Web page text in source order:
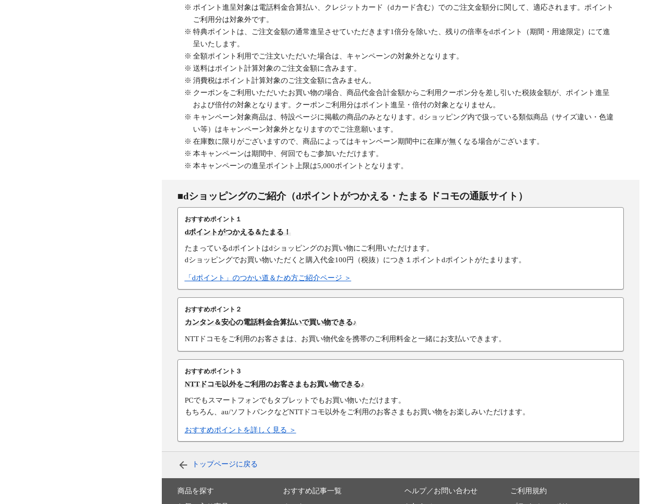
ポイント進呈対象は電話料金合算払い、クレジットカード（dカード含む）でのご注文金額分に関して、適応されます。ポイント
ご利用分は対象外です。
特典ポイントは、ご注文金額の通常進呈させていただきます1倍分を除いた、残りの倍率をdポイント（期間・用途限定）にて進
呈いたします。
全額ポイント利用でご注文いただいた場合は、キャンペーンの対象外となります。
送料はポイント計算対象のご注文金額に含みます。
消費税はポイント計算対象のご注文金額に含みません。
クーポンをご利用いただいたお買い物の場合、商品代金合計金額からご利用クーポン分を差し引いた税抜金額が、ポイント進呈
および倍付の対象となります。クーポンご利用分はポイント進呈・倍付の対象となりません。
キャンペーン対象商品は、特設ページに掲載の商品のみとなります。dショッピング内で扱っている類似商品（サイズ違い・色違
い等）はキャンペーン対象外となりますのでご注意願います。
在庫数に限りがございますので、商品によってはキャンペーン期間中に在庫が無くなる場合がございます。
本キャンペーンは期間中、何回でもご参加いただけます。
本キャンペーンの進呈ポイント上限は5,000ポイントとなります。
■dショッピングのご紹介（dポイントがつかえる・たまる ドコモの通販サイト）
おすすめポイント１
dポイントがつかえる＆たまる！
たまっているdポイントはdショッピングのお買い物にご利用いただけます。
dショッピングでお買い物いただくと購入代金100円（税抜）につき１ポイントdポイントがたまります。
「dポイント」のつかい道＆ため方ご紹介ページ ＞
おすすめポイント２
カンタン＆安心の電話料金合算払いで買い物できる♪
NTTドコモをご利用のお客さまは、お買い物代金を携帯のご利用料金と一緒にお支払いできます。
おすすめポイント３
NTTドコモ以外をご利用のお客さまもお買い物できる♪
PCでもスマートフォンでもタブレットでもお買い物いただけます。
もちろん、au/ソフトバンクなどNTTドコモ以外をご利用のお客さまもお買い物をお楽しみいただけます。
おすすめポイントを詳しく見る ＞
トップページに戻る
商品を探す
おすすめ記事一覧
ヘルプ／お問い合わせ
ご利用規約